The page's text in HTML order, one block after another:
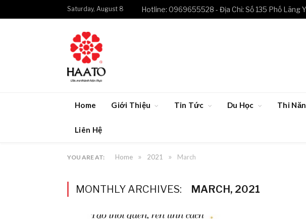
Saturday, August 8 Hotline: 0969655528 - Địa Chỉ: Số 135 Phố Lãng
Home Giới Thiệu Tin Tức Du Học Thi
Liên Hệ
YOU ARE AT: Home » 2021 » March
MONTHLY ARCHIVES: MARCH, 2021